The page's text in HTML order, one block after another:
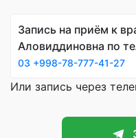
Запись на приём к
Аловиддиновна по
03 +998-78-777-41-27
Или запись через